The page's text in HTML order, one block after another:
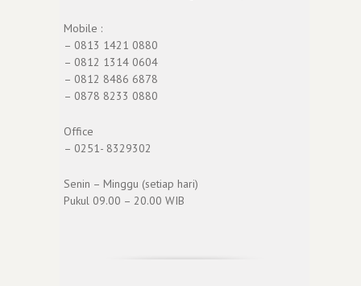
Mobile :
– 0813 1421 0880
– 0812 1314 0604
– 0812 8486 6878
– 0878 8233 0880
Office
– 0251- 8329302
Senin – Minggu (setiap hari)
Pukul 09.00 – 20.00 WIB